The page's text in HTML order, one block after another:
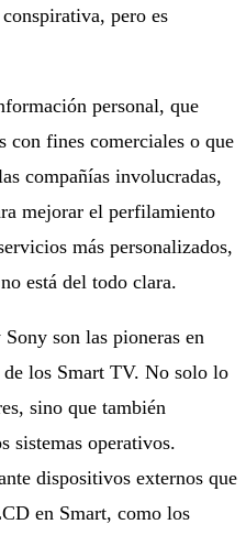
pero es
personal, que
con fines comerciales o que
compañías involucradas,
mejorar el perfilamiento
más personalizados,
está del todo clara.
son las pioneras en
los Smart TV. No solo lo
sino que también
sistemas operativos.
dispositivos externos que
en Smart, como los